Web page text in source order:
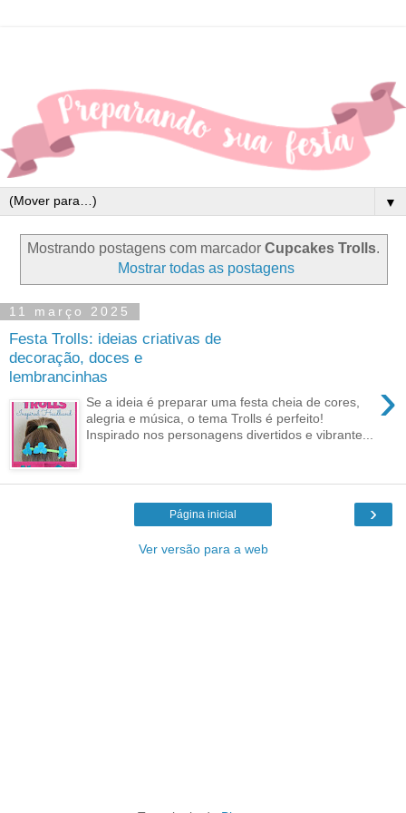
▼
Mostrando postagens com marcador Cupcakes Trolls.
Mostrar todas as postagens
11 março 2025
Festa Trolls: ideias criativas de
decoração, doces e
lembrancinhas
›
Se a ideia é preparar uma festa cheia de cores,
alegria e música, o tema Trolls é perfeito!
Inspirado nos personagens divertidos e vibrante...
›
Página inicial
Ver versão para a web